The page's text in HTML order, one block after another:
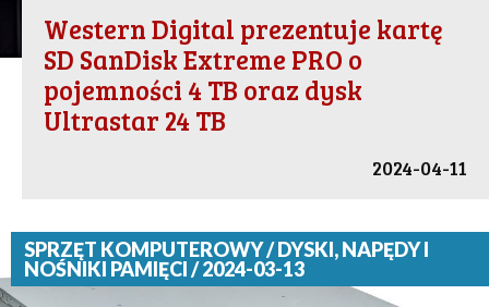
Western Digital prezentuje kartę
SD SanDisk Extreme PRO o
pojemności 4 TB oraz dysk
Ultrastar 24 TB
2024-04-11
SPRZĘT KOMPUTEROWY / DYSKI, NAPĘDY I
NOŚNIKI PAMIĘCI / 2024-03-13